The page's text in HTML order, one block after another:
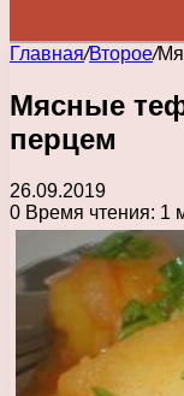
Главная/Второе/
Мясные
перцем
26.09.2019
0 Время чтения: 1